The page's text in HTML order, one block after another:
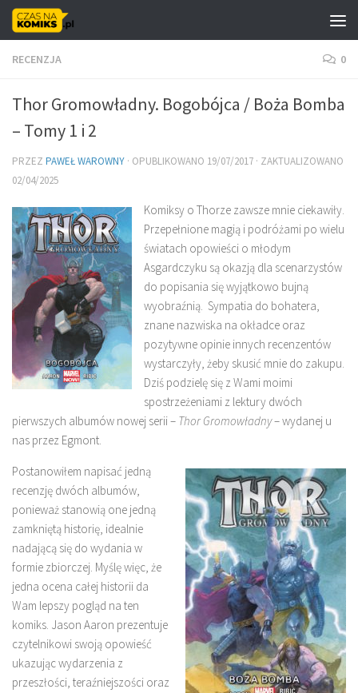
Skip to content
RECENZJA 0
Thor Gromowładny. Bogobójca / Boża Bomba
– Tomy 1 i 2
PRZEZ PAWEŁ WAROWNY · OPUBLIKOWANO 19/07/2017 · ZAKTUALIZOWANO
02/04/2025
Komiksy o Thorze zawsze mnie ciekawiły.
Przepełnione magią i podróżami po wielu
światach opowieści o młodym
Asgardczyku są okazją dla scenarzystów
do popisania się wyjątkowo bujną
wyobraźnią. Sympatia do bohatera,
znane nazwiska na okładce oraz
pozytywne opinie innych recenzentów
wystarczyły, żeby skusić mnie do zakupu.
Dziś podzielę się z Wami moimi
spostrzeżeniami z lektury dwóch
pierwszych albumów nowej serii – Thor Gromowładny– wydanej u
nas przez Egmont.
Postanowiłem napisać jedną
recenzję dwóch albumów,
ponieważ stanowią one jedną
zamkniętą historię, idealnie
nadającą się do wydania w
formie zbiorczej. Myślę więc, że
jedna ocena całej historii da
Wam lepszy pogląd na ten
komiks. Jason Aaron prezentuje
czytelnikowi swoją opowieść
ukazując wydarzenia z
przeszłości, teraźniejszości oraz